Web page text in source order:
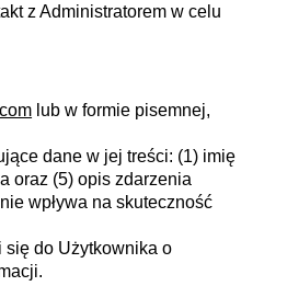
z Administratorem w celu
lub w formie pisemnej,
dane w jej treści: (1) imię
oraz (5) opis zdarzenia
wpływa na skuteczność
się do Użytkownika o